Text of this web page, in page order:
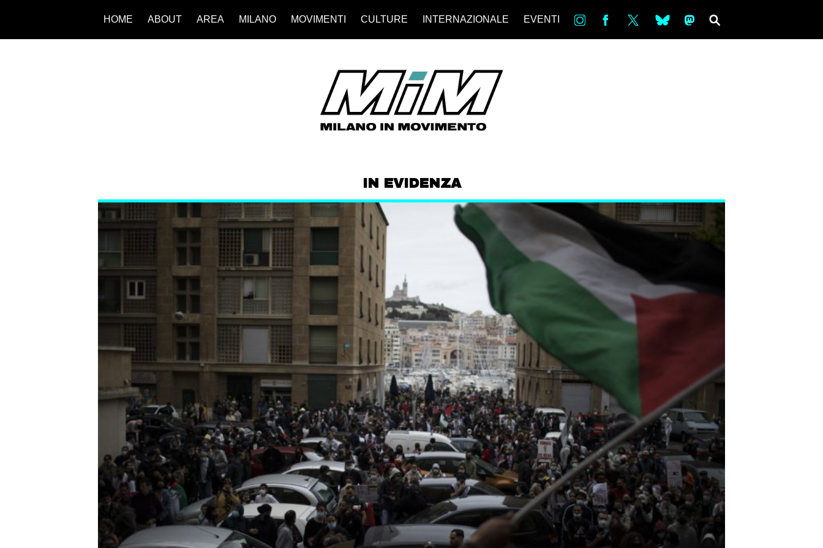
HOME ABOUT AREA MILANO MOVIMENTI CULTURE INTERNAZIONALE EVENTI in bsky ms
IN EVIDENZA